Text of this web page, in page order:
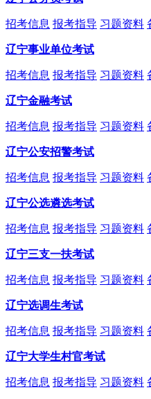
招考信息 报考指导 习题资料
辽宁事业单位考试
招考信息 报考指导 习题资料
辽宁金融考试
招考信息 报考指导 习题资料
辽宁公安招警考试
招考信息 报考指导 习题资料
辽宁公选遴选考试
招考信息 报考指导 习题资料
辽宁三支一扶考试
招考信息 报考指导 习题资料
辽宁选调生考试
招考信息 报考指导 习题资料
辽宁大学生村官考试
招考信息 报考指导 习题资料